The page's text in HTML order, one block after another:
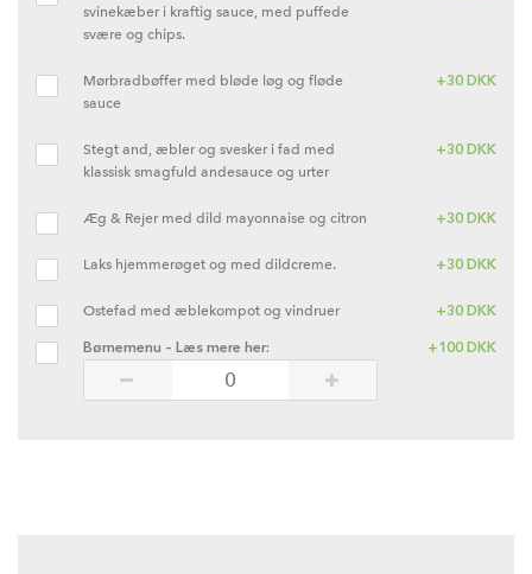
svinekæber i kraftig sauce, med puffede
svære og chips.
Mørbradbøffer med bløde løg og fløde
sauce
+30 DKK
Stegt and, æbler og svesker i fad med
klassisk smagfuld andesauce og urter
+30 DKK
Æg & Rejer med dild mayonnaise og citron +30 DKK
Laks hjemmerøget og med dildcreme. +30 DKK
Ostefad med æblekompot og vindruer +30 DKK
Børnemenu – Læs mere her: +100 DKK